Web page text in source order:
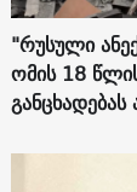
"რუსული
ომის 18